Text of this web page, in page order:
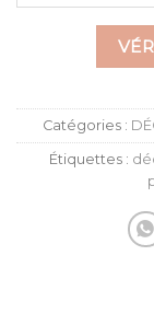
Catégories :
Étiquettes :